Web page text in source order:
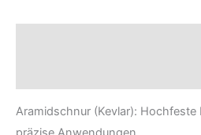
Aramidschnur (Kevlar): Hochfeste